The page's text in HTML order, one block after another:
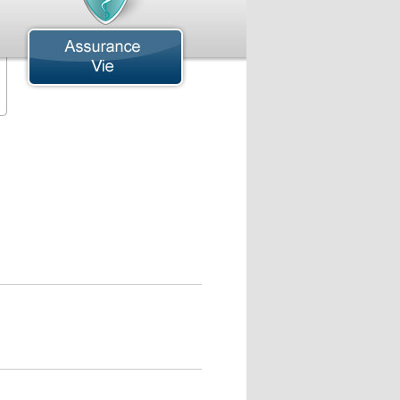
Aviation
Assurance Avions Commerciales
Hydravion
Auberges
Cargaison
Construction